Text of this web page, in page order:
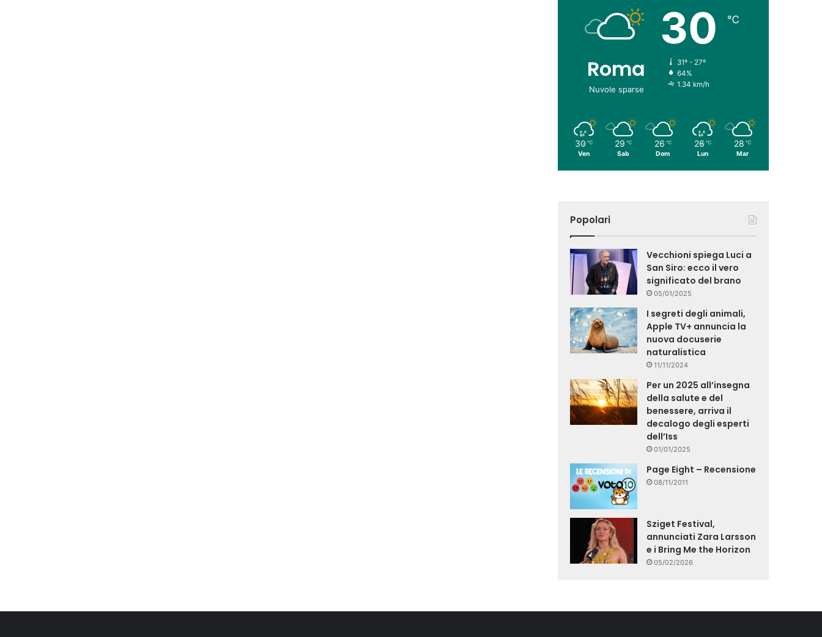
Roma
Nuvole sparse
30 ℃
31º - 27º
64%
1.34 km/h
30 ℃
Ven
29 ℃
Sab
26 ℃
Dom
26 ℃
Lun
28 ℃
Mar
Popolari
Vecchioni spiega Luci a
San Siro: ecco il vero
significato del brano
05/01/2025
I segreti degli animali,
Apple TV+ annuncia la
nuova docuserie
naturalistica
11/11/2024
Per un 2025 all’insegna
della salute e del
benessere, arriva il
decalogo degli esperti
dell’Iss
01/01/2025
Page Eight – Recensione
08/11/2011
Sziget Festival,
annunciati Zara Larsson
e i Bring Me the Horizon
05/02/2026